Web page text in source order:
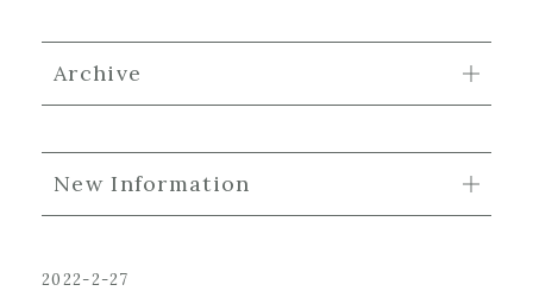
Archive
New Information
2022-2-27